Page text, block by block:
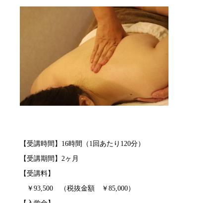
【受講時間】16時間（1回あたり120分）
【受講期間】2ヶ月
【受講料】
￥93,500 （税抜金額 ￥85,000）